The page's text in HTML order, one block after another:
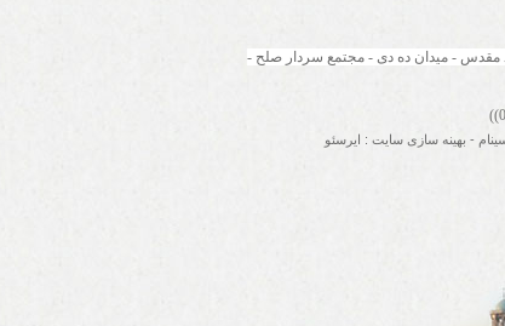
- بهینه سازی سایت : ایرسئو